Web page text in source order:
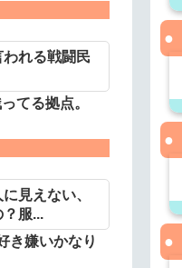
れる戦闘民
てる拠点。
見えない、
服...
き嫌いかなり